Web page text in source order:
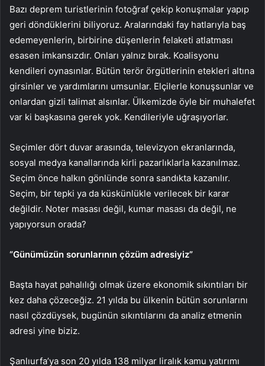
Bazı deprem turistlerinin fotoğraf çekip konuşmalar yapıp
geri döndüklerini biliyoruz. Aralarındaki fay hatlarıyla baş
edemeyenlerin, birbirine düşenlerin felaketi atlatması
esasen imkansızdır. Onları yalnız bırak. Koalisyonu
kendileri oynasınlar. Bütün terör örgütlerinin etekleri altına
girsinler ve yardımlarını umsunlar. Elçilerle konuşsunlar ve
onlardan gizli talimat alsınlar. Ülkemizde öyle bir muhalefet
var ki başkasına gerek yok. Kendileriyle uğraşıyorlar.
Seçimler dört duvar arasında, televizyon ekranlarında,
sosyal medya kanallarında kirli pazarlıklarla kazanılmaz.
Seçim önce halkın gönlünde sonra sandıkta kazanılır.
Seçim, bir tepki ya da küskünlükle verilecek bir karar
değildir. Noter masası değil, kumar masası da değil, ne
yapıyorsun orada?
“Günümüzün sorunlarının çözüm adresiyiz”
Başta hayat pahalılığı olmak üzere ekonomik sıkıntıları bir
kez daha çözeceğiz. 21 yılda bu ülkenin bütün sorunlarını
nasıl çözdüysek, bugünün sıkıntılarını da analiz etmenin
adresi yine biziz.
Şanlıurfa’ya son 20 yılda 138 milyar liralık kamu yatırımı